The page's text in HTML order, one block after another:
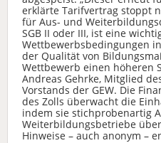
erklärte Tarifvertrag stoppt
für Aus- und
SGB II oder III, ist eine
Wettbewerbsbedingungen
der Qualität von
Wettbewerb einen höheren
Andreas Gehrke, Mitglied
Vorstands der GEW. Die
des Zolls überwacht die
indem sie stichprobenartig
Weiterbildungsbetriebe
Hinweise – auch anonym –